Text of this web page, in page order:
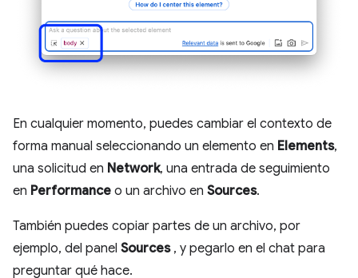
En cualquier momento, puedes cambiar el contexto de
forma manual seleccionando un elemento en Elements,
una solicitud en Network, una entrada de seguimiento
en Performance o un archivo en Sources.
También puedes copiar partes de un archivo, por
ejemplo, del panel Sources, y pegarlo en el chat para
preguntar qué hace.